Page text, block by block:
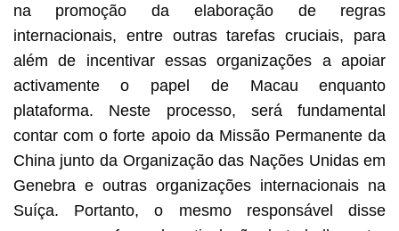
na promoção da elaboração de regras
internacionais, entre outras tarefas cruciais, para
além de incentivar essas organizações a apoiar
activamente o papel de Macau enquanto
plataforma. Neste processo, será fundamental
contar com o forte apoio da Missão Permanente da
China junto da Organização das Nações Unidas em
Genebra e outras organizações internacionais na
Suíça. Portanto, o mesmo responsável disse